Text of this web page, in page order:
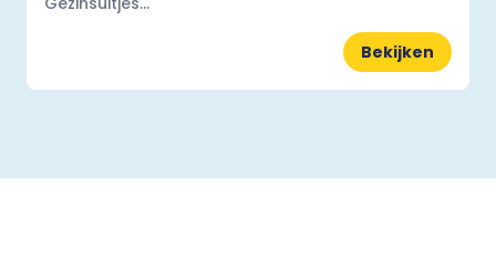
Bekijken